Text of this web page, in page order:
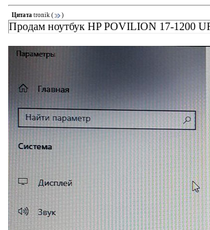
Цитата tronik ( )
Продам ноутбук HP POVILION 17-1200